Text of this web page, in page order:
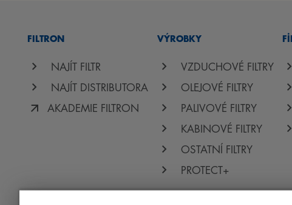
FILTRON
NAJÍT FILTR
NAJÍT DISTRIBUTORA
AKADEMIE FILTRON
VÝROBKY
VZDUCHOVÉ FILTRY
OLEJOVÉ FILTRY
PALIVOVÉ FILTRY
KABINOVÉ FILTRY
OSTATNÍ FILTRY
PROTECT+